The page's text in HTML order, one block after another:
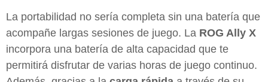
La portabilidad no sería completa sin una batería que
acompañe largas sesiones de juego. La ROG Ally X
incorpora una batería de alta capacidad que te
permitirá disfrutar de varias horas de juego continuo.